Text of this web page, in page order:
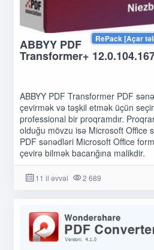
RePack [Açar
ABBYY PDF
Transformer+
ABBYY PDF Transformer PDF
çevirmək və təşkil etmək üçün
professional bir proqramdır.
olduğu mövzu isə Microsoft Office
PDF sənədləri Microsoft Office
çevirə bilmək bacarığına malikdir.
11 il əvvəl 2 689